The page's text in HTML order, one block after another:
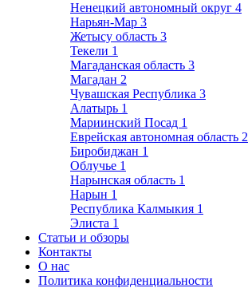
Ненецкий автономный округ 4
Нарьян-Мар 3
Жетысу область 3
Текели 1
Магаданская область 3
Магадан 2
Чувашская Республика 3
Алатырь 1
Мариинский Посад 1
Еврейская автономная область 2
Биробиджан 1
Облучье 1
Нарынская область 1
Нарын 1
Республика Калмыкия 1
Элиста 1
Статьи и обзоры
Контакты
О нас
Политика конфиденциальности